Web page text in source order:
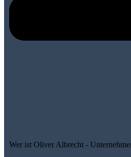
Wer ist Oliver Albrecht -